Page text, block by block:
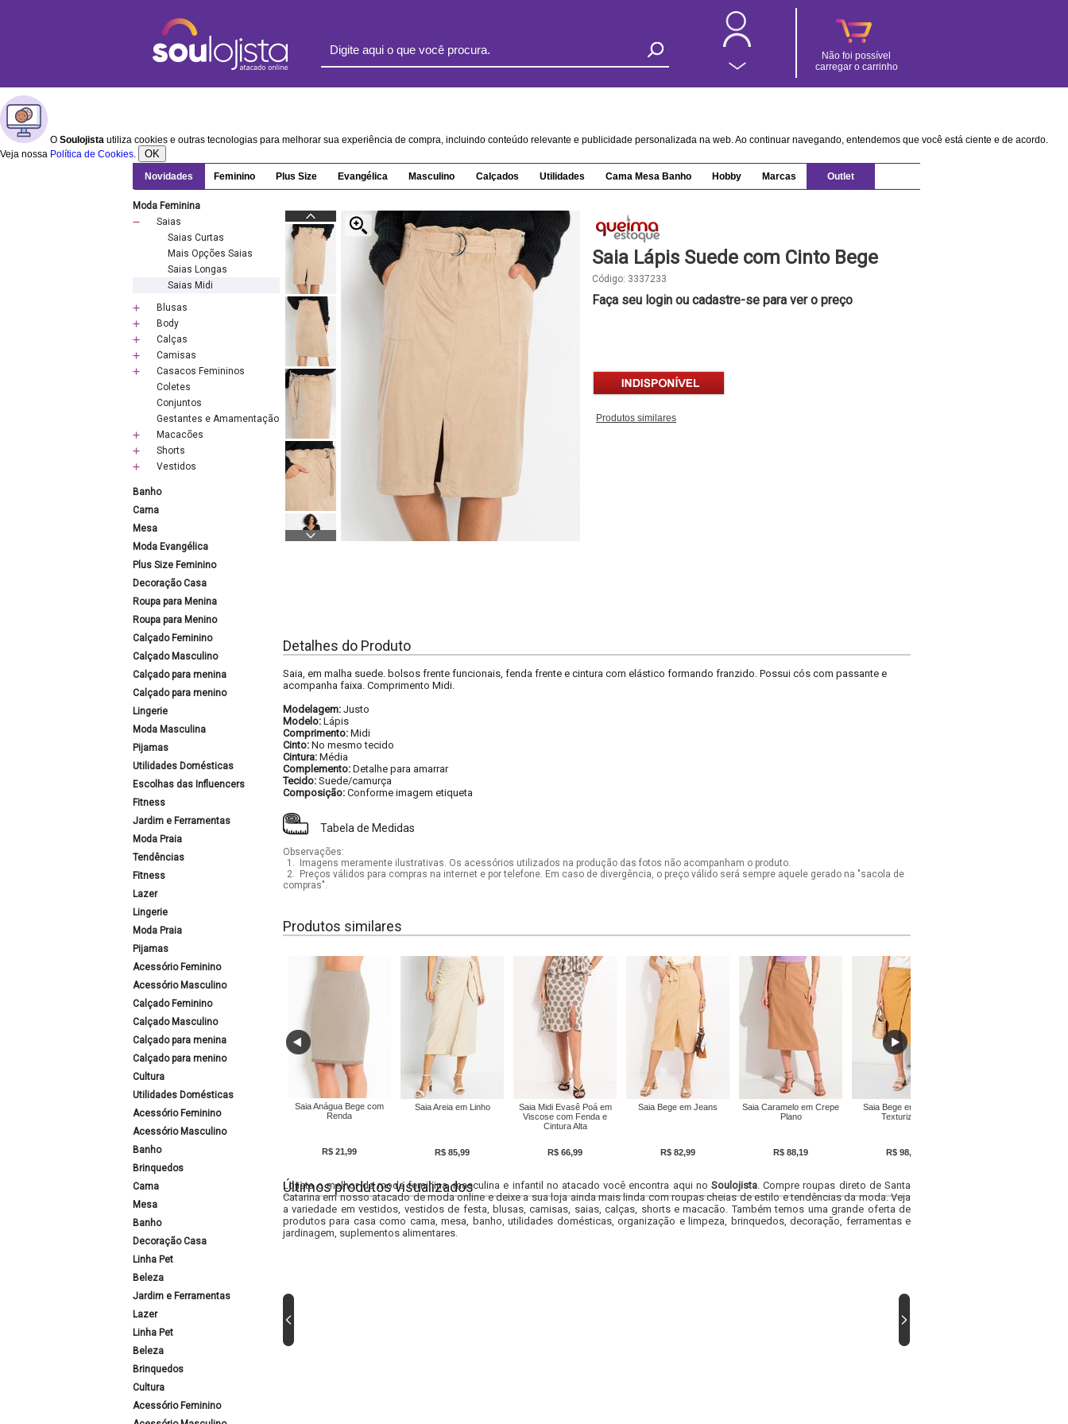
Não foi possível
carregar o carrinho
O Soulojista utiliza cookies e outras tecnologias para melhorar sua experiência de compra, incluindo conteúdo relevante e publicidade personalizada na web. Ao continuar navegando, entendemos que você está ciente e de acordo.
Veja nossa Política de Cookies. OK
Novidades Feminino Plus Size Evangélica Masculino Calçados Utilidades Cama Mesa Banho Hobby Marcas Outlet
Moda Feminina
Saias
Saias Curtas
Mais Opções Saias
Saias Longas
Saias Midi
Blusas
Body
Calças
Camisas
Casacos Femininos
Coletes
Conjuntos
Gestantes e Amamentação
Macacões
Shorts
Vestidos
Banho
Cama
Mesa
Moda Evangélica
Plus Size Feminino
Decoração Casa
Roupa para Menina
Roupa para Menino
Calçado Feminino
Calçado Masculino
Calçado para menina
Calçado para menino
Lingerie
Moda Masculina
Pijamas
Utilidades Domésticas
Escolhas das Influencers
Fitness
Jardim e Ferramentas
Moda Praia
Tendências
Fitness
Lazer
Lingerie
Moda Praia
Pijamas
Acessório Feminino
Acessório Masculino
Calçado Feminino
Calçado Masculino
Calçado para menina
Calçado para menino
Cultura
Utilidades Domésticas
Acessório Feminino
Acessório Masculino
Banho
Brinquedos
Cama
Mesa
Banho
Decoração Casa
Linha Pet
Beleza
Jardim e Ferramentas
Lazer
Linha Pet
Beleza
Brinquedos
Cultura
Acessório Feminino
Saia Lápis Suede com Cinto Bege
Código: 3337233
Faça seu login ou cadastre-se para ver o preço
Produtos similares
Detalhes do Produto
Saia, em malha suede. bolsos frente funcionais, fenda frente e cintura com elástico formando franzido. Possui cós com passante e
acompanha faixa. Comprimento Midi.
Modelagem: Justo
Modelo: Lápis
Comprimento: Midi
Cinto: No mesmo tecido
Cintura: Média
Complemento: Detalhe para amarrar
Tecido: Suede/camurça
Composição: Conforme imagem etiqueta
Tabela de Medidas
Observações:
1.
Imagens meramente ilustrativas. Os acessórios utilizados na produção das fotos não acompanham o produto.
2.
Preços válidos para compras na internet e por telefone. Em caso de divergência, o preço válido será sempre aquele gerado na "sacola de
compras".
Produtos similares
Saia Anágua Bege com
Renda
R$ 21,99
Saia Areia em Linho
R$ 85,99
Saia Midi Evasê Poá em
Viscose com Fenda e
Cintura Alta
R$ 66,99
Saia Bege em Jeans
R$ 82,99
Saia Caramelo em Crepe
Plano
R$ 88,19
Saia Bege em Tecido
Texturizado
R$ 98,99
Últimos produtos visualizados
Lojista o melhor da moda feminina, masculina e infantil no atacado você encontra aqui no Soulojista. Compre roupas direto de Santa
Catarina em nosso atacado de moda online e deixe a sua loja ainda mais linda com roupas cheias de estilo e tendências da moda. Veja
a variedade em vestidos, vestidos de festa, blusas, camisas, saias, calças, shorts e macacão. Também temos uma grande oferta de
produtos para casa como cama, mesa, banho, utilidades domésticas, organização e limpeza, brinquedos, decoração, ferramentas e
jardinagem, suplementos alimentares.